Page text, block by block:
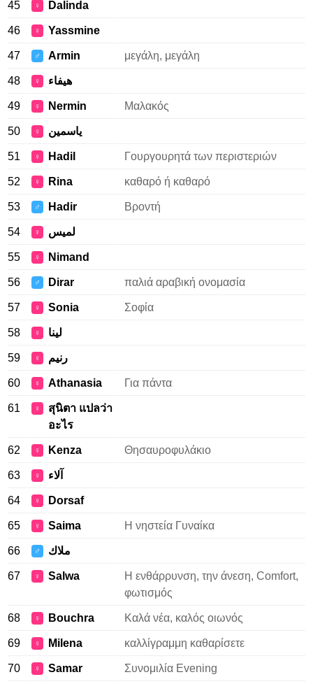
45 ♀ Dalinda
46 ♀ Yassmine
47 ♂ Armin μεγάλη, μεγάλη
48 ♀ هيفاء
49 ♀ Nermin Μαλακός
50 ♀ ياسمين
51 ♀ Hadil Γουργουρητά των περιστεριών
52 ♀ Rina καθαρό ή καθαρό
53 ♂ Hadir Βροντή
54 ♀ لميس
55 ♀ Nimand
56 ♂ Dirar παλιά αραβική ονομασία
57 ♀ Sonia Σοφία
58 ♀ لينا
59 ♀ رنيم
60 ♀ Athanasia Για πάντα
61 ♀
สุนิตา แปลว่า
อะไร
62 ♀ Kenza Θησαυροφυλάκιο
63 ♀ آلاء
64 ♀ Dorsaf
65 ♀ Saima Η νηστεία Γυναίκα
66 ♂ ملاك
67 ♀ Salwa
Η ενθάρρυνση, την άνεση, Comfort,
φωτισμός
68 ♀ Bouchra Καλά νέα, καλός οιωνός
69 ♀ Milena καλλίγραμμη καθαρίσετε
70 ♀ Samar Συνομιλία Evening